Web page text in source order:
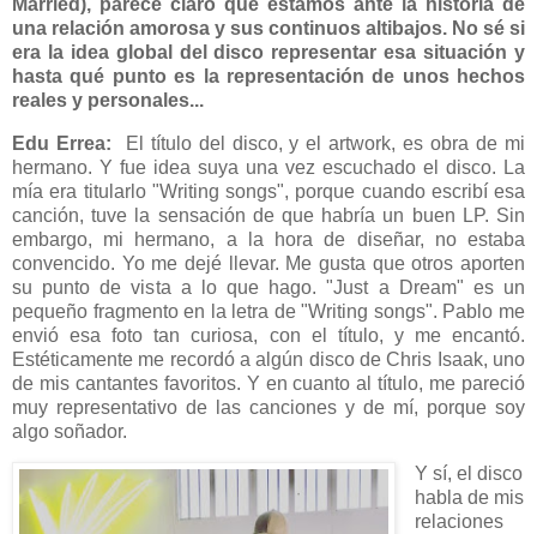
una relación amorosa y sus continuos altibajos. No sé si
era la idea global del disco representar esa situación y
hasta qué punto es la representación de unos hechos
reales y personales...
Edu Errea: El título del disco, y el artwork, es obra de mi
hermano. Y fue idea suya una vez escuchado el disco. La
mía era titularlo "Writing songs", porque cuando escribí esa
canción, tuve la sensación de que habría un buen LP. Sin
embargo, mi hermano, a la hora de diseñar, no estaba
convencido. Yo me dejé llevar. Me gusta que otros aporten
su punto de vista a lo que hago. "Just a Dream" es un
pequeño fragmento en la letra de "Writing songs". Pablo me
envió esa foto tan curiosa, con el título, y me encantó.
Estéticamente me recordó a algún disco de Chris Isaak, uno
de mis cantantes favoritos. Y en cuanto al título, me pareció
muy representativo de las canciones y de mí, porque soy
algo soñador.
Y sí, el disco
habla de mis
relaciones